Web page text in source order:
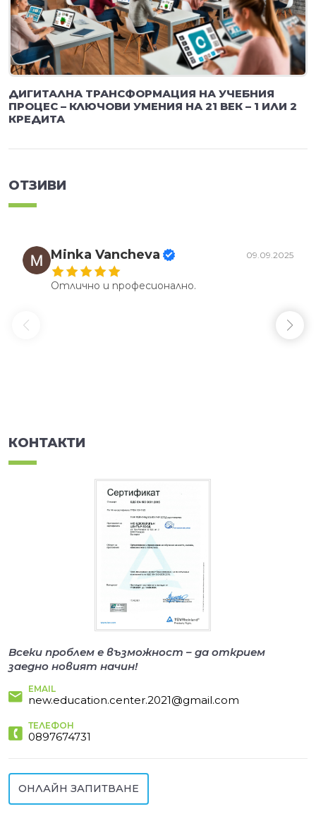
ДИГИТАЛНА ТРАНСФОРМАЦИЯ НА УЧЕБНИЯ
ПРОЦЕС – КЛЮЧОВИ УМЕНИЯ НА 21 ВЕК – 1 ИЛИ 2
КРЕДИТА
ОТЗИВИ
Minka Vancheva 09.09.2025
Отлично и професионално.
КОНТАКТИ
Всеки проблем е възможност – да открием
заедно новият начин!
EMAIL
new.education.center.2021@gmail.com
ТЕЛЕФОН
0897674731
ОНЛАЙН ЗАПИТВАНЕ